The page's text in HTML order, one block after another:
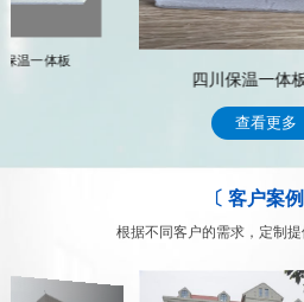
保温一体板
四川保温一体
查看更多
〔 客户案例
根据不同客户的需求，定制